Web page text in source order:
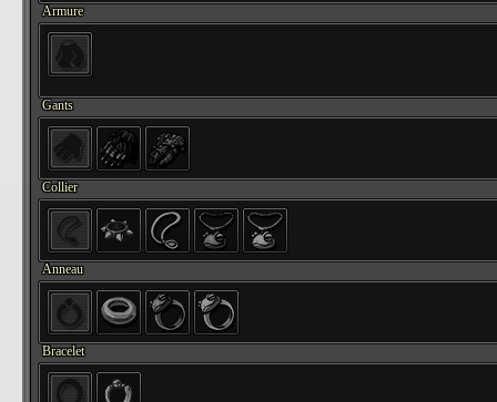
Armure
Gants
Collier
Anneau
Bracelet